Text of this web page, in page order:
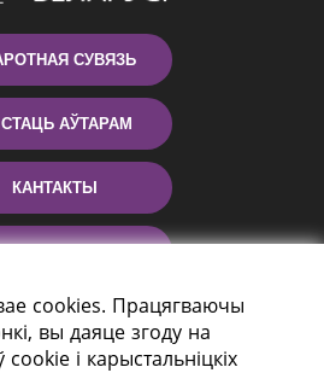
СУВЯЗЬ
АЎТАРАМ
КАНТАКТЫ
cookies. Працягваючы
вы даяце згоду на
і карыстальніцкіх